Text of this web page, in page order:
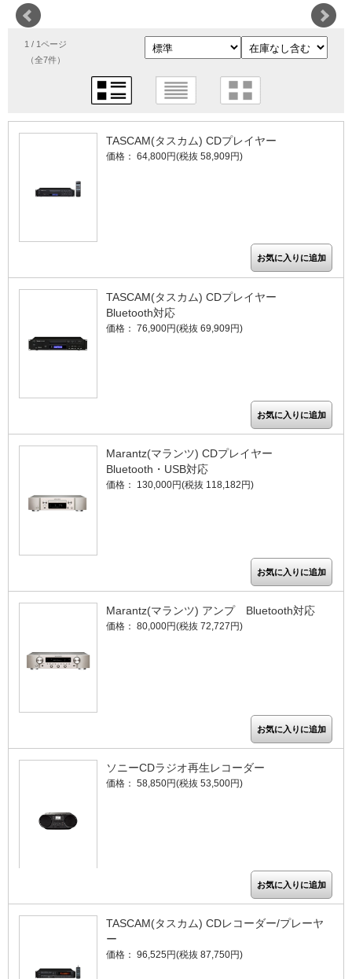
1 / 1ページ
（全7件）
TASCAM(タスカム) CDプレイヤー
価格： 64,800円(税抜 58,909円)
TASCAM(タスカム) CDプレイヤー
Bluetooth対応
価格： 76,900円(税抜 69,909円)
Marantz(マランツ) CDプレイヤー
Bluetooth・USB対応
価格： 130,000円(税抜 118,182円)
Marantz(マランツ) アンプ Bluetooth対応
価格： 80,000円(税抜 72,727円)
ソニーCDラジオ再生レコーダー
価格： 58,850円(税抜 53,500円)
TASCAM(タスカム) CDレコーダー/プレーヤ
ー
価格： 96,525円(税抜 87,750円)